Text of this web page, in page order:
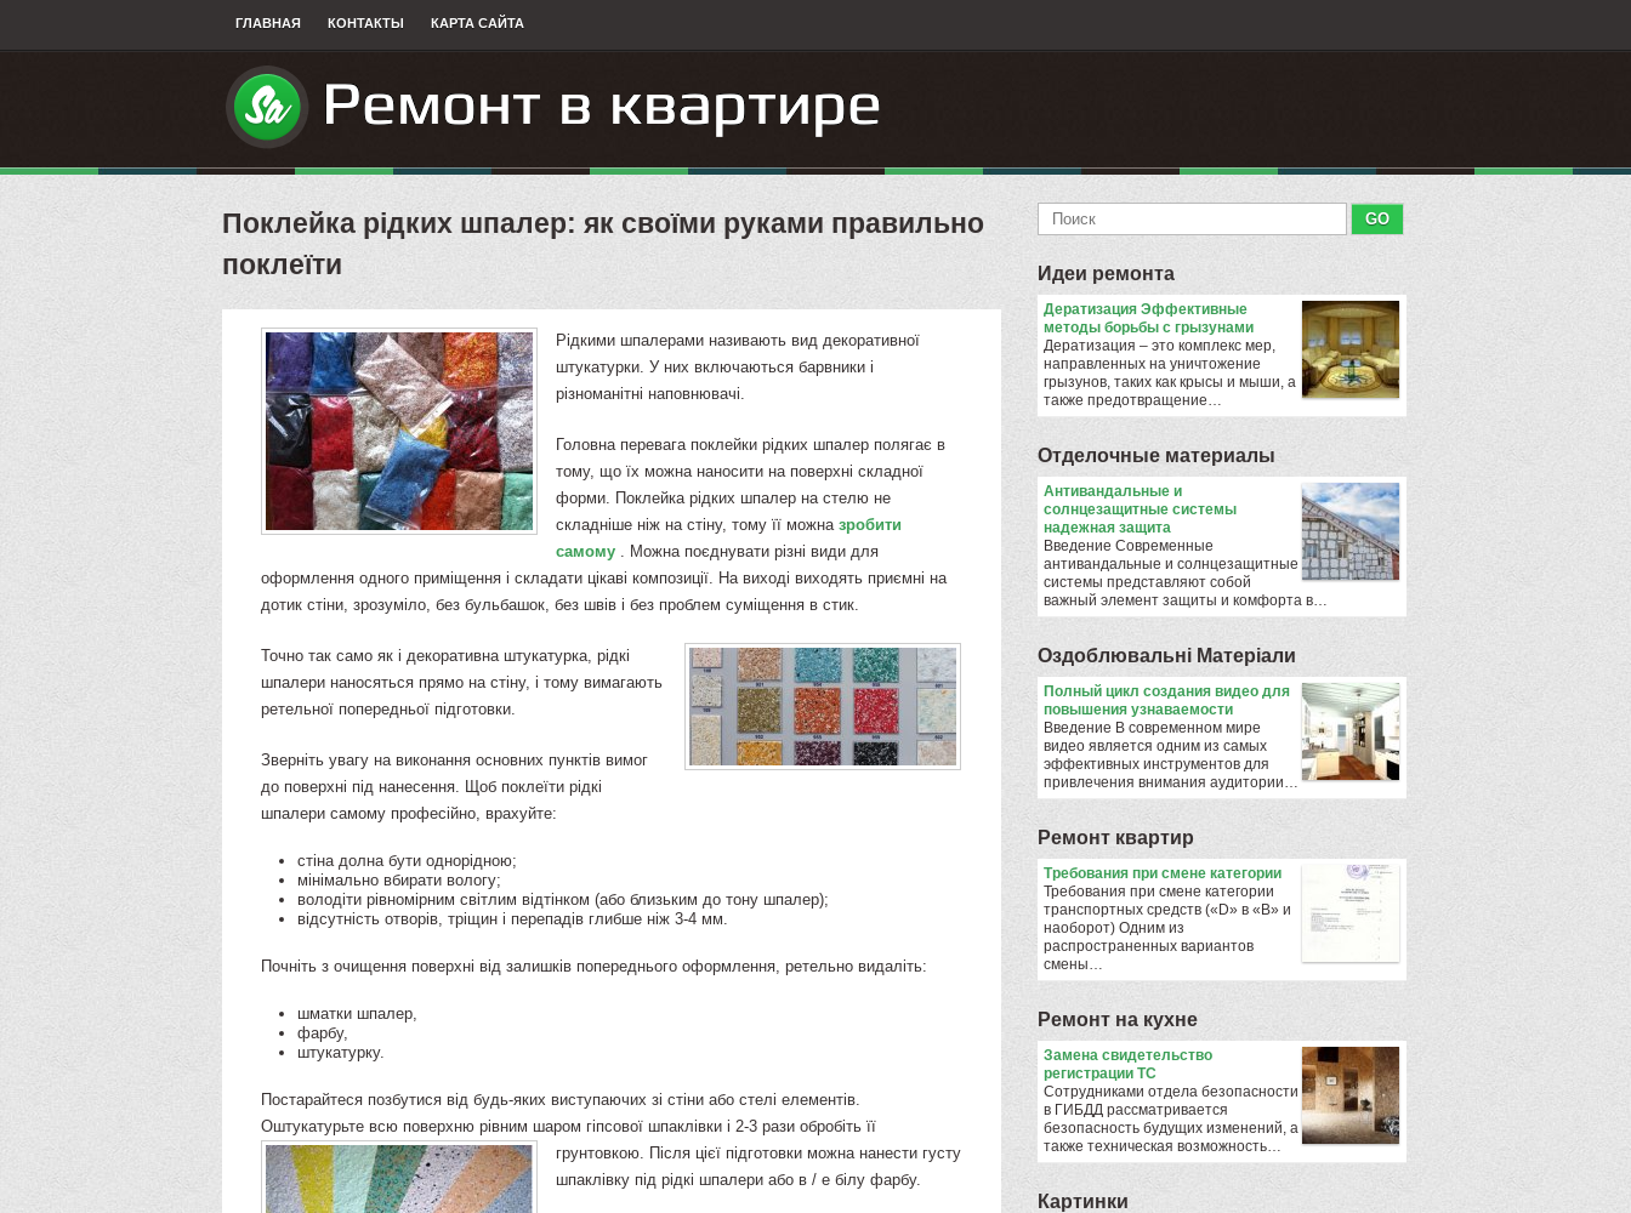
ГЛАВНАЯ КОНТАКТЫ КАРТА САЙТА
Поклейка рідких шпалер: як своїми руками правильно
поклеїти
Рідкими шпалерами називають вид декоративної
штукатурки. У них включаються барвники і
різноманітні наповнювачі.
Головна перевага поклейки рідких шпалер полягає в
тому, що їх можна наносити на поверхні складної
форми. Поклейка рідких шпалер на стелю не
складніше ніж на стіну, тому її можназробити
самому . Можна поєднувати різні види для
оформлення одного приміщення і складати цікаві композиції. На виході виходять приємні на
дотик стіни, зрозуміло, без бульбашок, без швів і без проблем суміщення в стик.
Точно так само як і декоративна штукатурка, рідкі
шпалери наносяться прямо на стіну, і тому вимагають
ретельної попередньої підготовки.
Зверніть увагу на виконання основних пунктів вимог
до поверхні під нанесення. Щоб поклеїти рідкі
шпалери самому професійно, врахуйте:
стіна долна бути однорідною;
мінімально вбирати вологу;
володіти рівномірним світлим відтінком (або близьким до тону шпалер);
відсутність отворів, тріщин і перепадів глибше ніж 3-4 мм.
Почніть з очищення поверхні від залишків попереднього оформлення, ретельно видаліть:
шматки шпалер,
фарбу,
штукатурку.
Постарайтеся позбутися від будь-яких виступаючих зі стіни або стелі елементів.
Оштукатурьте всю поверхню рівним шаром гіпсової шпаклівки і 2-3 рази обробіть її
грунтовкою. Після цієї підготовки можна нанести густу
шпаклівку під рідкі шпалери або в / е білу фарбу.
Идеи ремонта
Дератизация Эффективные
методы борьбы с грызунами
Дератизация – это комплекс мер,
направленных на уничтожение
грызунов, таких как крысы и мыши, а
также предотвращение…
Отделочные материалы
Антивандальные и
солнцезащитные системы
надежная защита
Введение Современные
антивандальные и солнцезащитные
системы представляют собой
важный элемент защиты и комфорта в…
Оздоблювальнi Матерiали
Полный цикл создания видео для
повышения узнаваемости
Введение В современном мире
видео является одним из самых
эффективных инструментов для
привлечения внимания аудитории…
Ремонт квартир
​Требования при смене категории
Требования при смене категории
транспортных средств («D» в «B» и
наоборот) Одним из
распространенных вариантов
смены…
Ремонт на кухне
Замена свидетельство
регистрации ТС
Сотрудниками отдела безопасности
в ГИБДД рассматривается
безопасность будущих изменений, а
также техническая возможность…
Картинки